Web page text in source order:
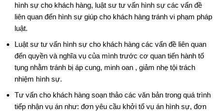
hình sự cho khách hàng, luật sư tư vấn hình sự các vấn đề
liên quan đến hình sự giúp cho khách hàng tránh vi phạm pháp
luật.
Luật sư tư vấn hình sự cho khách hàng các vấn đề liên quan
đến quyền và nghĩa vụ của mình trước cơ quan tiến hành tố
tụng nhằm tránh bị áp cung, minh oan , giảm nhẹ tội trách
nhiệm hình sự.
Tư vấn cho khách hàng soạn thảo các văn bản trong quá trình
tiếp nhận vụ án như: đơn yêu cầu khởi tố vụ án hình sự, đơn